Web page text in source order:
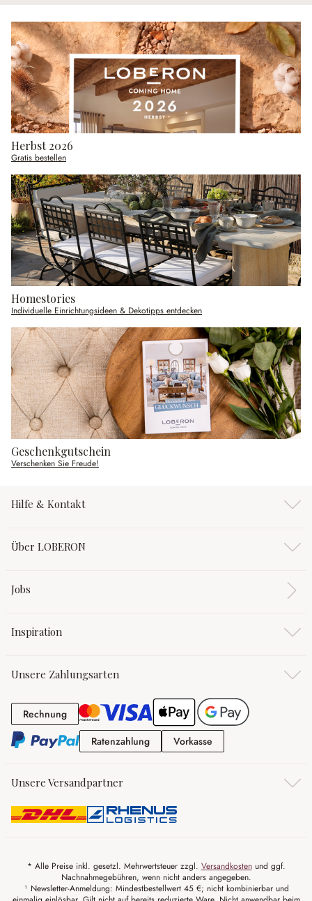
Herbst 2026
Gratis bestellen
Homestories
Individuelle Einrichtungsideen & Dekotipps entdecken
Geschenkgutschein
Verschenken Sie Freude!
Hilfe & Kontakt
Über LOBERON
Jobs
Inspiration
Unsere Zahlungsarten
RechnungRechnung
RatenzahlungRatenzahlung
Vorkasse
Unsere Versandpartner
* Alle Preise inkl. gesetzl. Mehrwertsteuer zzgl. Versandkostenund ggf.
Nachnahmegebühren, wenn nicht anders angegeben.
¹ Newsletter-Anmeldung: Mindestbestellwert 45 €; nicht kombinierbar und